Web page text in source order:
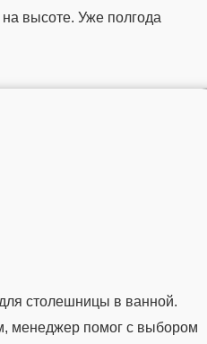
высоте. Уже полгода
столешницы в ванной.
менеджер помог с выбором